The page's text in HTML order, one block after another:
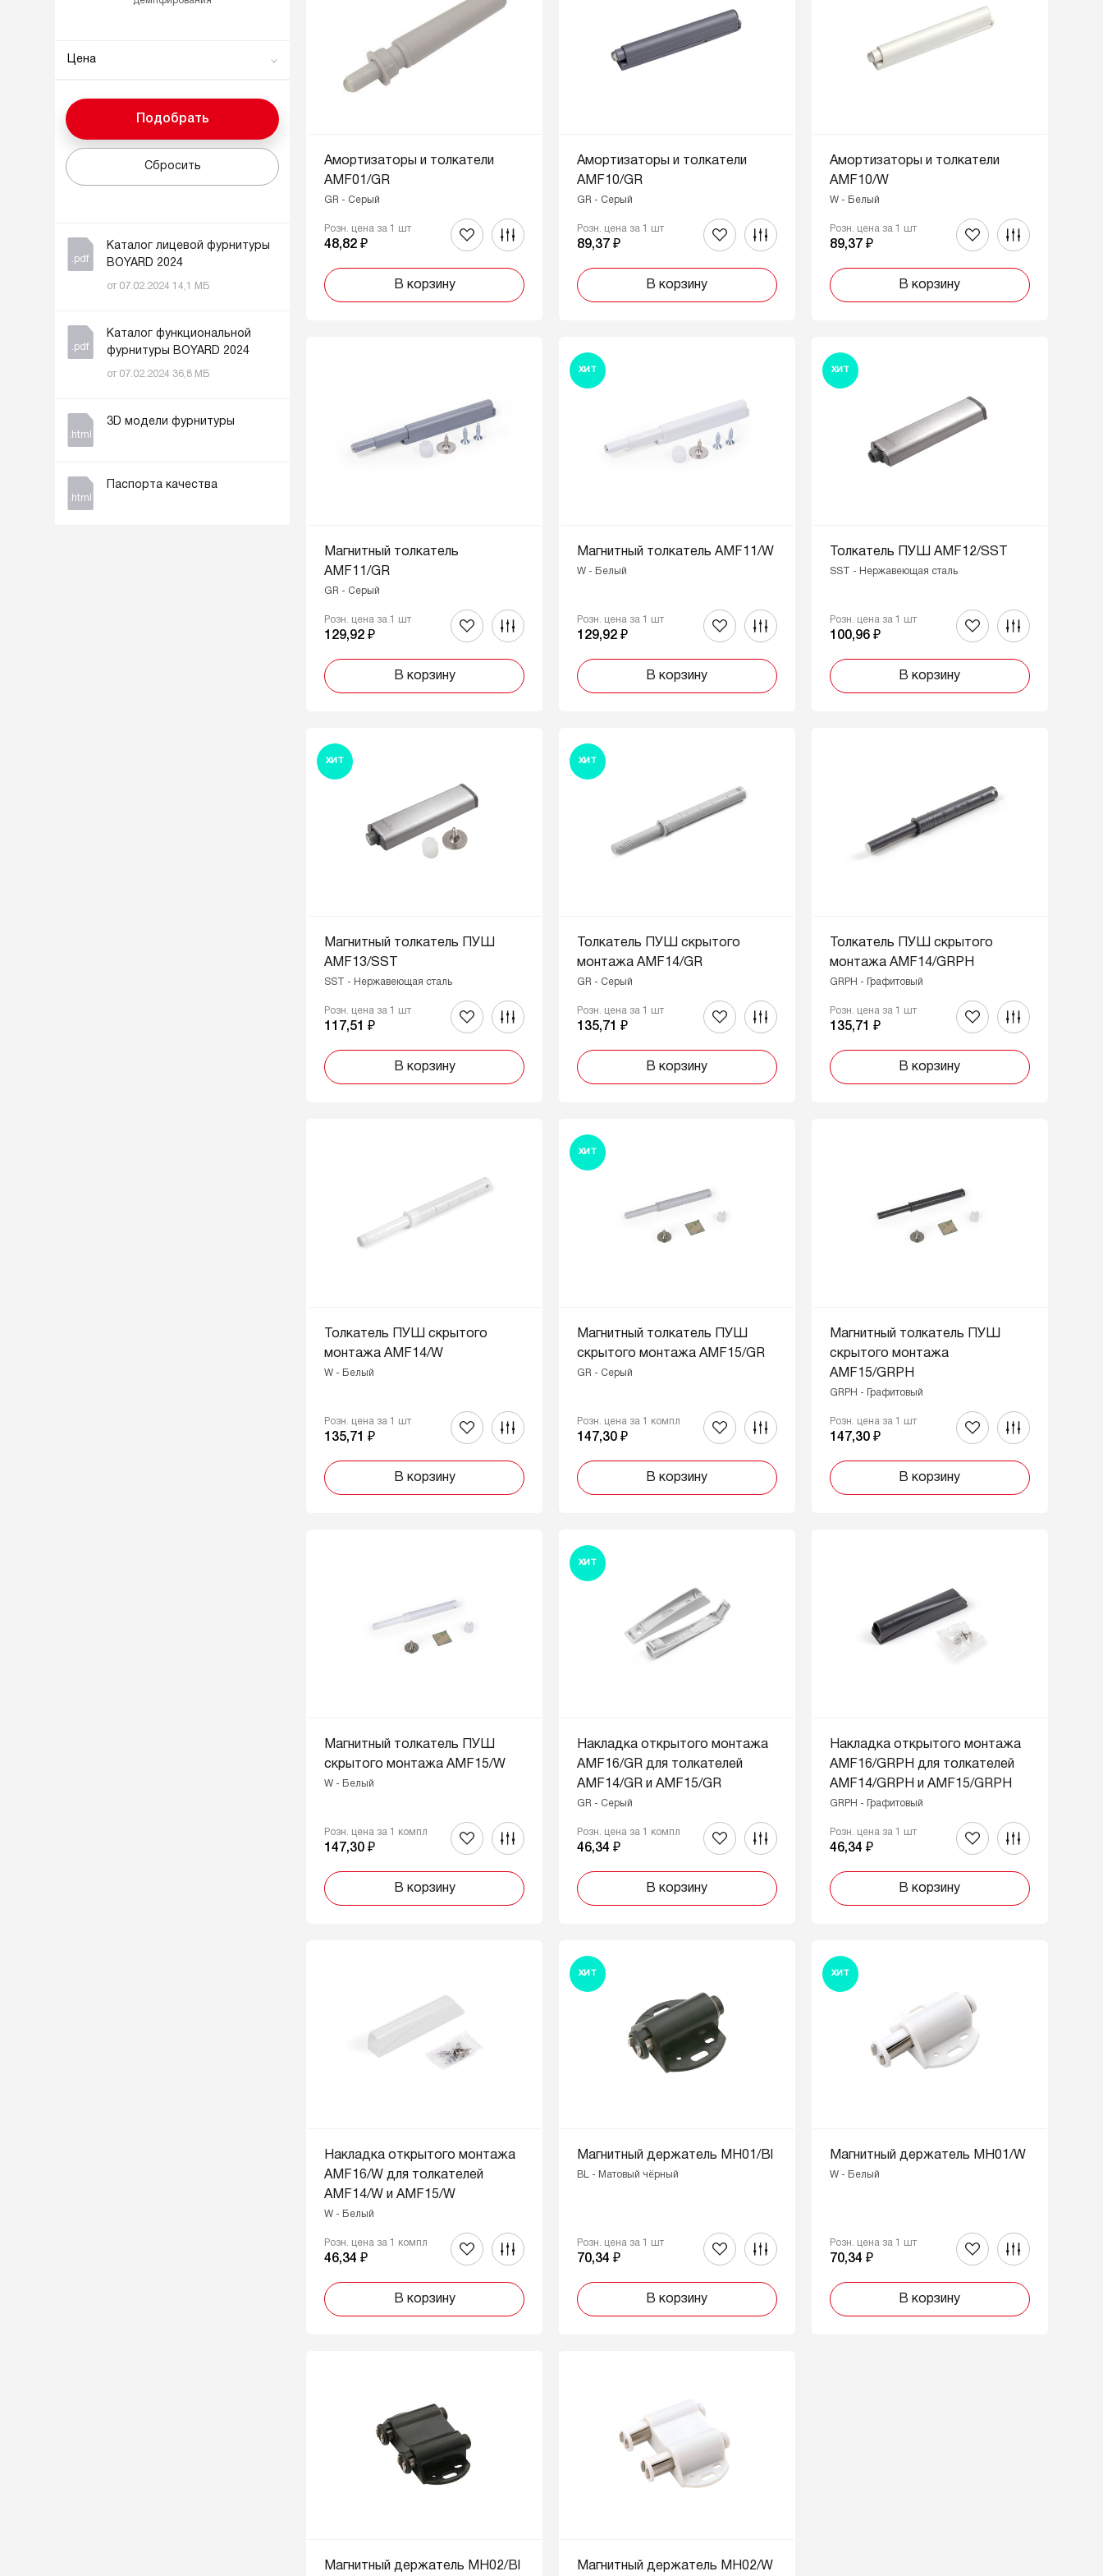
Цена
От До
Подобрать
Сбросить
.pdf
Каталог лицевой фурнитуры
BOYARD 2024
от 07.02.2024 14,1 МБ
.pdf
Каталог функциональной
фурнитуры BOYARD 2024
от 07.02.2024 36,8 МБ
.html
3D модели фурнитуры
.html
Паспорта качества
Амортизаторы и толкатели
AMF01/GR
GR - Серый
Розн. цена за 1 шт
48,82 ₽
В корзину
Амортизаторы и толкатели
AMF10/GR
GR - Серый
Розн. цена за 1 шт
89,37 ₽
В корзину
Амортизаторы и толкатели
AMF10/W
W - Белый
Розн. цена за 1 шт
89,37 ₽
В корзину
Магнитный толкатель
AMF11/GR
GR - Серый
Розн. цена за 1 шт
129,92 ₽
В корзину
ХИТ
Магнитный толкатель AMF11/W
W - Белый
Розн. цена за 1 шт
129,92 ₽
В корзину
ХИТ
Толкатель ПУШ AMF12/SST
SST - Нержавеющая сталь
Розн. цена за 1 шт
100,96 ₽
В корзину
ХИТ
Магнитный толкатель ПУШ
AMF13/SST
SST - Нержавеющая сталь
Розн. цена за 1 шт
117,51 ₽
В корзину
ХИТ
Толкатель ПУШ скрытого
монтажа AMF14/GR
GR - Серый
Розн. цена за 1 шт
135,71 ₽
В корзину
Толкатель ПУШ скрытого
монтажа AMF14/GRPH
GRPH - Графитовый
Розн. цена за 1 шт
135,71 ₽
В корзину
Толкатель ПУШ скрытого
монтажа AMF14/W
W - Белый
Розн. цена за 1 шт
135,71 ₽
В корзину
ХИТ
Магнитный толкатель ПУШ
скрытого монтажа AMF15/GR
GR - Серый
Розн. цена за 1 компл
147,30 ₽
В корзину
Магнитный толкатель ПУШ
скрытого монтажа
AMF15/GRPH
GRPH - Графитовый
Розн. цена за 1 шт
147,30 ₽
В корзину
Магнитный толкатель ПУШ
скрытого монтажа AMF15/W
W - Белый
Розн. цена за 1 компл
147,30 ₽
В корзину
ХИТ
Накладка открытого монтажа
AMF16/GR для толкателей
AMF14/GR и AMF15/GR
GR - Серый
Розн. цена за 1 компл
46,34 ₽
В корзину
Накладка открытого монтажа
AMF16/GRPH для толкателей
AMF14/GRPH и AMF15/GRPH
GRPH - Графитовый
Розн. цена за 1 шт
46,34 ₽
В корзину
Накладка открытого монтажа
AMF16/W для толкателей
AMF14/W и AMF15/W
W - Белый
Розн. цена за 1 компл
46,34 ₽
В корзину
ХИТ
Магнитный держатель MH01/Bl
BL - Матовый чёрный
Розн. цена за 1 шт
70,34 ₽
В корзину
ХИТ
Магнитный держатель MH01/W
W - Белый
Розн. цена за 1 шт
70,34 ₽
В корзину
Магнитный держатель MH02/Bl Магнитный держатель MH02/W